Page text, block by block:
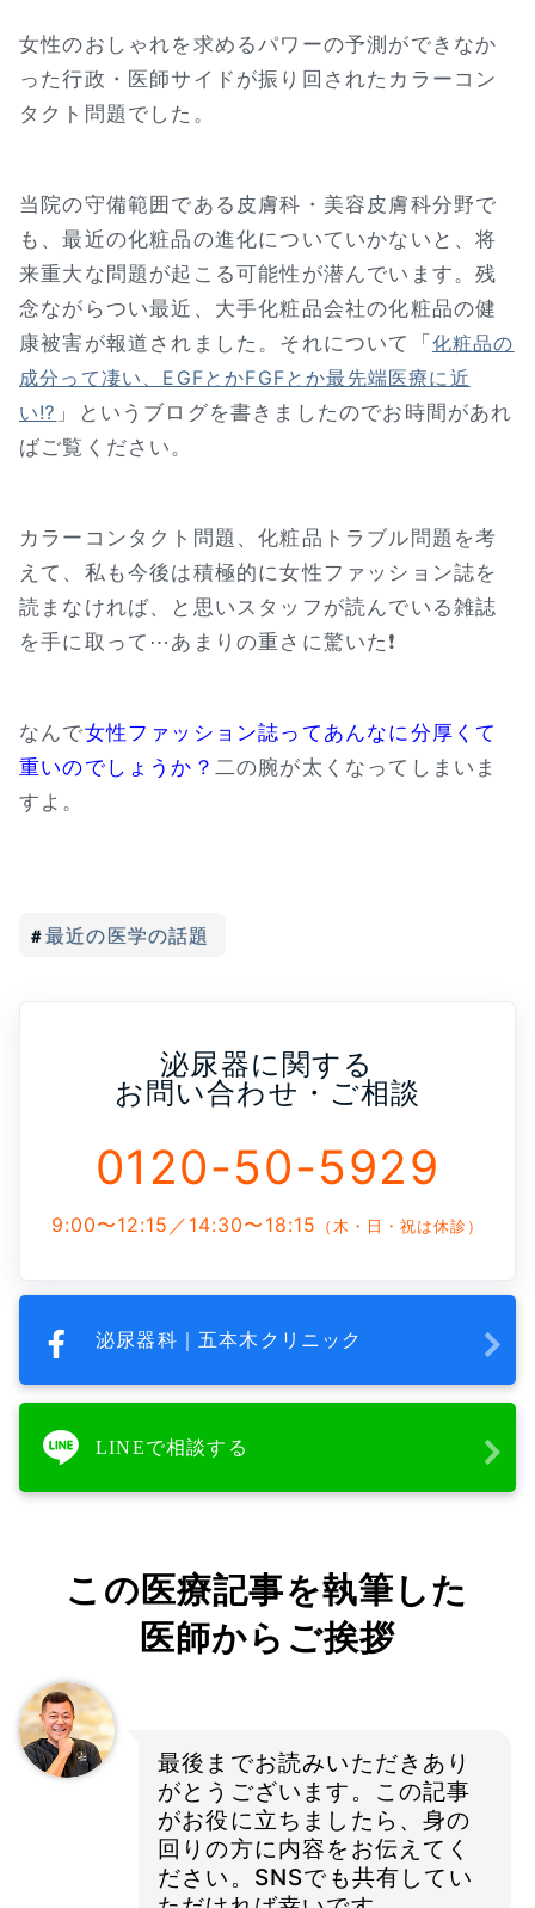
女性のおしゃれを求めるパワーの予測ができなか
った行政・医師サイドが振り回されたカラーコン
タクト問題でした。
当院の守備範囲である皮膚科・美容皮膚科分野で
も、最近の化粧品の進化についていかないと、将
来重大な問題が起こる可能性が潜んでいます。残
念ながらつい最近、大手化粧品会社の化粧品の健
康被害が報道されました。それについて「 化粧品の
成分って凄い、EGFとかFGFとか最先端医療に近
い⁉ 」というブログを書きましたのでお時間があれ
ばご覧ください。
カラーコンタクト問題、化粧品トラブル問題を考
えて、私も今後は積極的に女性ファッション誌を
読まなければ、と思いスタッフが読んでいる雑誌
を手に取って⋯あまりの重さに驚いた❗
なんで女性ファッション誌ってあんなに分厚くて
重いのでしょうか？ 二の腕が太くなってしまいま
すよ。
最近の医学の話題
泌尿器に関する
お問い合わせ・ご相談
0120-50-5929
9:00〜12:15／14:30〜18:15 （木・日・祝は休診）
泌尿器科｜五本木クリニック
LINEで相談する
この医療記事を執筆した
医師からご挨拶
最後までお読みいただきあり
がとうございます。この記事
がお役に立ちましたら、身の
回りの方に内容をお伝えてく
ださい。SNSでも共有してい